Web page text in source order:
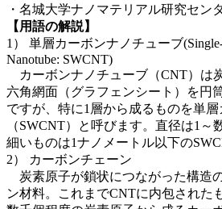
・名城大学ナノマテリアル研究セン
【用語の解説】
1） 単層カーボンナノチューブ
Nanotube: SWCNT)
カーボンナノチューブ（CNT）は
六角網面（グラフェンシート）を円
ですが、特に1層から成るものを単
（SWCNT）と呼びます。直径は1～
細いものは1ナノメートル以下の
2） カーボンチェーン
炭素原子が鎖状につながった構造
ン材料。これまでCNTに内包された